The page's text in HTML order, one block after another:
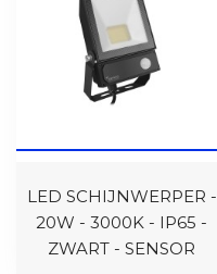
LED SCHIJNWERPER -
20W - 3000K - IP65 -
ZWART - SENSOR